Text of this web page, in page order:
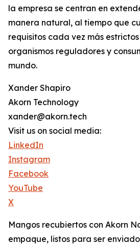
la empresa se centran en
manera natural, al tiempo que
requisitos cada vez más
organismos reguladores y
mundo.
Xander Shapiro
Akorn Technology
xander@akorn.tech
Visit us on social media:
LinkedIn
Instagram
Facebook
YouTube
X
Mangos recubiertos con Akorn
empaque, listos para ser